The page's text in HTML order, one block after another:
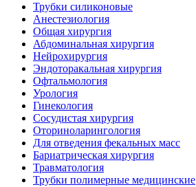
Трубки силиконовые
Анестезиология
Общая хирургия
Абдоминальная хирургия
Нейрохирургия
Эндоторакальная хирургия
Офтальмология
Урология
Гинекология
Сосудистая хирургия
Оториноларингология
Для отведения фекальных масс
Бариатрическая хирургия
Травматология
Трубки полимерные медицинские